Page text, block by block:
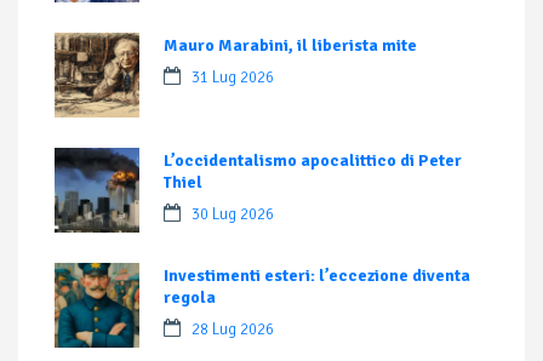
Mauro Marabini, il liberista mite
31 Lug 2026
L’occidentalismo apocalittico di Peter
Thiel
30 Lug 2026
Investimenti esteri: l’eccezione diventa
regola
28 Lug 2026